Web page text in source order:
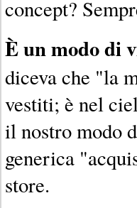
concept?
È un modo di
diceva che "la
vestiti; è nel
il nostro modo
generica
store.